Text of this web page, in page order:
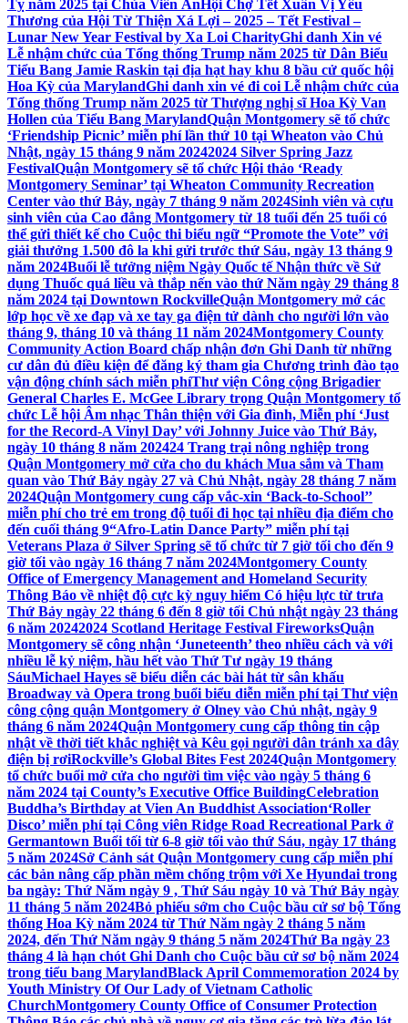
Tỵ năm 2025 tại Chùa Viên ÂnHội Chợ Tết Xuân Vị Yêu
Thương của Hội Từ Thiện Xá Lợi – 2025 – Tết Festival –
Lunar New Year Festival by Xa Loi CharityGhi danh Xin vé
Lễ nhậm chức của Tổng thống Trump năm 2025 từ Dân Biểu
Tiểu Bang Jamie Raskin tại địa hạt hay khu 8 bầu cử quốc hội
Hoa Kỳ của MarylandGhi danh xin vé đi coi Lễ nhậm chức của
Tổng thống Trump năm 2025 từ Thượng nghị sĩ Hoa Kỳ Van
Hollen của Tiểu Bang MarylandQuận Montgomery sẽ tổ chức
‘Friendship Picnic’ miễn phí lần thứ 10 tại Wheaton vào Chủ
Nhật, ngày 15 tháng 9 năm 20242024 Silver Spring Jazz
FestivalQuận Montgomery sẽ tổ chức Hội thảo ‘Ready
Montgomery Seminar’ tại Wheaton Community Recreation
Center vào thứ Bảy, ngày 7 tháng 9 năm 2024Sinh viên và cựu
sinh viên của Cao đẳng Montgomery từ 18 tuổi đến 25 tuổi có
thể gửi thiết kế cho Cuộc thi biểu ngữ “Promote the Vote” với
giải thưởng 1.500 đô la khi gửi trước thứ Sáu, ngày 13 tháng 9
năm 2024Buổi lễ tưởng niệm Ngày Quốc tế Nhận thức về Sử
dụng Thuốc quá liều và thắp nến vào thứ Năm ngày 29 tháng 8
năm 2024 tại Downtown RockvilleQuận Montgomery mở các
lớp học về xe đạp và xe tay ga điện tử dành cho người lớn vào
tháng 9, tháng 10 và tháng 11 năm 2024Montgomery County
Community Action Board chấp nhận đơn Ghi Danh từ những
cư dân đủ điều kiện để đăng ký tham gia Chương trình đào tạo
vận động chính sách miễn phíThư viện Công cộng Brigadier
General Charles E. McGee Library trọng Quận Montgomery tổ
chức Lễ hội Âm nhạc Thân thiện với Gia đình, Miễn phí ‘Just
for the Record-A Vinyl Day’ với Johnny Juice vào Thứ Bảy,
ngày 10 tháng 8 năm 202424 Trang trại nông nghiệp trong
Quận Montgomery mở cửa cho du khách Mua sắm và Tham
quan vào Thứ Bảy ngày 27 và Chủ Nhật, ngày 28 tháng 7 năm
2024Quận Montgomery cung cấp vắc-xin ‘Back-to-School’’
miễn phí cho trẻ em trong độ tuổi đi học tại nhiều địa điểm cho
đến cuối tháng 9“Afro-Latin Dance Party” miễn phí tại
Veterans Plaza ở Silver Spring sẽ tổ chức từ 7 giờ tối cho đến 9
giờ tối vào ngày 16 tháng 7 năm 2024Montgomery County
Office of Emergency Management and Homeland Security
Thông Báo về nhiệt độ cực kỳ nguy hiểm Có hiệu lực từ trưa
Thứ Bảy ngày 22 tháng 6 đến 8 giờ tối Chủ nhật ngày 23 tháng
6 năm 20242024 Scotland Heritage Festival FireworksQuận
Montgomery sẽ công nhận ‘Juneteenth’ theo nhiều cách và với
nhiều lễ kỷ niệm, hầu hết vào Thứ Tư ngày 19 tháng
SáuMichael Hayes sẽ biểu diễn các bài hát từ sân khấu
Broadway và Opera trong buổi biểu diễn miễn phí tại Thư viện
công cộng quận Montgomery ở Olney vào Chủ nhật, ngày 9
tháng 6 năm 2024Quận Montgomery cung cấp thông tin cập
nhật về thời tiết khắc nghiệt và Kêu gọi người dân tránh xa dây
điện bị rơiRockville’s Global Bites Fest 2024Quận Montgomery
tổ chức buổi mở cửa cho người tìm việc vào ngày 5 tháng 6
năm 2024 tại County’s Executive Office BuildingCelebration
Buddha’s Birthday at Vien An Buddhist Association‘Roller
Disco’ miễn phí tại Công viên Ridge Road Recreational Park ở
Germantown Buổi tối từ 6-8 giờ tối vào thứ Sáu, ngày 17 tháng
5 năm 2024Sở Cảnh sát Quận Montgomery cung cấp miễn phí
các bản nâng cấp phần mềm chống trộm với Xe Hyundai trong
ba ngày: Thứ Năm ngày 9 , Thứ Sáu ngày 10 và Thứ Bảy ngày
11 tháng 5 năm 2024Bỏ phiếu sớm cho Cuộc bầu cử sơ bộ Tổng
thống Hoa Kỳ năm 2024 từ Thứ Năm ngày 2 tháng 5 năm
2024, đến Thứ Năm ngày 9 tháng 5 năm 2024Thứ Ba ngày 23
tháng 4 là hạn chót Ghi Danh cho Cuộc bầu cử sơ bộ năm 2024
trong tiểu bang MarylandBlack April Commemoration 2024 by
Youth Ministry Of Our Lady of Vietnam Catholic
ChurchMontgomery County Office of Consumer Protection